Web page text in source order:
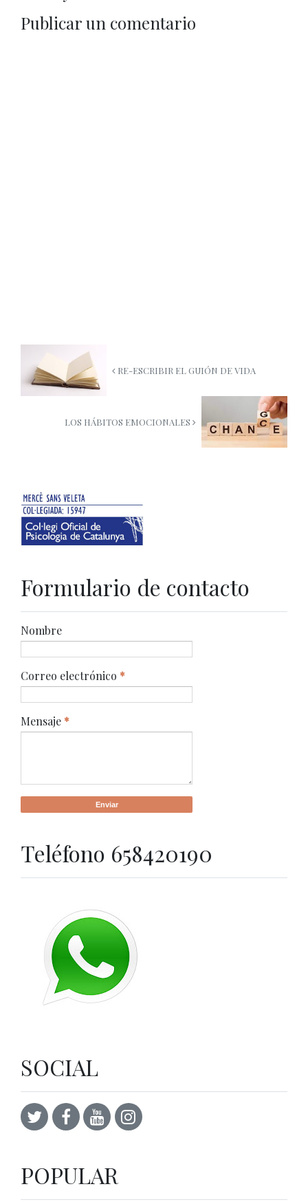
Publicar un comentario
RE-ESCRIBIR EL GUIÓN DE VIDA
LOS HÁBITOS EMOCIONALES
Formulario de contacto
Nombre
Correo electrónico *
Mensaje *
Teléfono 658420190
SOCIAL
POPULAR